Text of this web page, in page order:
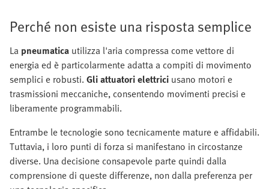
Perché non esiste una risposta semplice
La pneumatica utilizza l'aria compressa come vettore di
energia ed è particolarmente adatta a compiti di movimento
semplici e robusti. Gli attuatori elettrici usano motori e
trasmissioni meccaniche, consentendo movimenti precisi e
liberamente programmabili.
Entrambe le tecnologie sono tecnicamente mature e affidabili.
Tuttavia, i loro punti di forza si manifestano in circostanze
diverse. Una decisione consapevole parte quindi dalla
comprensione di queste differenze, non dalla preferenza per